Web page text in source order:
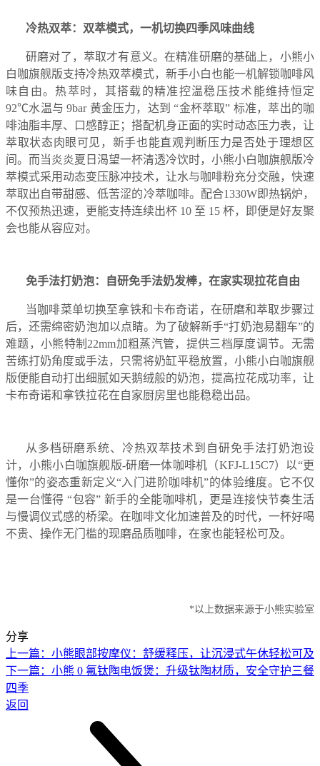
冷热双萃：双萃模式，一机切换四季风味曲线
研磨对了，萃取才有意义。在精准研磨的基础上，小熊小
白咖旗舰版支持冷热双萃模式，新手小白也能一机解锁咖啡风
味自由。热萃时，其搭载的精准控温稳压技术能维持恒定
92℃水温与 9bar 黄金压力，达到 “金杯萃取” 标准，萃出的咖
啡油脂丰厚、口感醇正；搭配机身正面的实时动态压力表，让
萃取状态肉眼可见，新手也能直观判断压力是否处于理想区
间。 而当炎炎夏日渴望一杯清透冷饮时，小熊小白咖旗舰版冷
萃模式采用动态变压脉冲技术，让水与咖啡粉充分交融，快速
萃取出自带甜感、低苦涩的冷萃咖啡。配合1330W即热锅炉，
不仅预热迅速，更能支持连续出杯 10 至 15 杯，即便是好友聚
会也能从容应对。
免手法打奶泡：自研免手法奶发棒，在家实现拉花自由
当咖啡菜单切换至拿铁和卡布奇诺，在研磨和萃取步骤过
后，还需绵密奶泡加以点睛。为了破解新手“打奶泡易翻车”的
难题，小熊特制22mm加粗蒸汽管，提供三档厚度调节。无需
苦练打奶角度或手法，只需将奶缸平稳放置，小熊小白咖旗舰
版便能自动打出细腻如天鹅绒般的奶泡，提高拉花成功率，让
卡布奇诺和拿铁拉花在自家厨房里也能稳稳出品。
从多档研磨系统、冷热双萃技术到自研免手法打奶泡设
计，小熊小白咖旗舰版-研磨一体咖啡机（KFJ-L15C7）以“更
懂你”的姿态重新定义“入门进阶咖啡机”的体验维度。它不仅
是一台懂得 “包容” 新手的全能咖啡机，更是连接快节奏生活
与慢调仪式感的桥梁。在咖啡文化加速普及的时代，一杯好喝
不贵、操作无门槛的现磨品质咖啡，在家也能轻松可及。
*以上数据来源于小熊实验室
分享
上一篇：小熊眼部按摩仪：舒缓释压，让沉浸式午休轻松可及
下一篇：小熊 0 氟钛陶电饭煲：升级钛陶材质，安全守护三餐
四季
返回